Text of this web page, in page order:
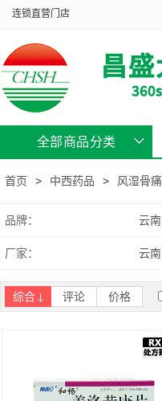
连锁直营门店
全部商品分类
首页 > 中西药品 > 风湿骨痛
品牌： 云
厂家： 云
综合 评论 价格